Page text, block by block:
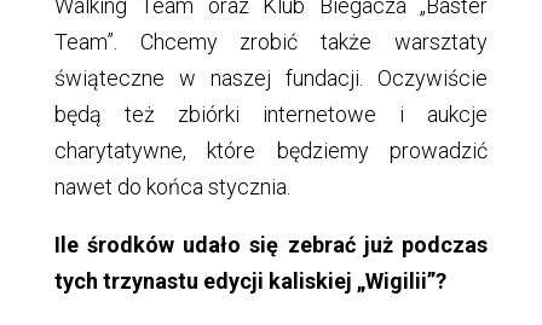
Walking Team oraz Klub Biegacza „Baster
Team”. Chcemy zrobić także warsztaty
świąteczne w naszej fundacji. Oczywiście
będą też zbiórki internetowe i aukcje
charytatywne, które będziemy prowadzić
nawet do końca stycznia.
Ile środków udało się zebrać już podczas
tych trzynastu edycji kaliskiej „Wigilii”?